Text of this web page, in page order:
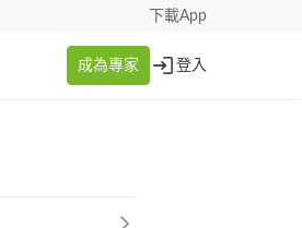
下載App
成為專家 登入